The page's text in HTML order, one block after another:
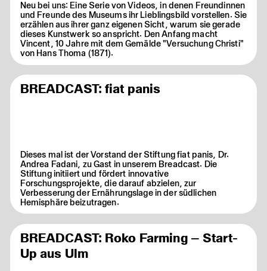
Neu bei uns: Eine Serie von Videos, in denen Freundinnen
und Freunde des Museums ihr Lieblingsbild vorstellen. Sie
erzählen aus ihrer ganz eigenen Sicht, warum sie gerade
dieses Kunstwerk so anspricht. Den Anfang macht
Vincent, 10 Jahre mit dem Gemälde "Versuchung Christi"
von Hans Thoma (1871).
BREADCAST: fiat panis
Dieses mal ist der Vorstand der Stiftung fiat panis, Dr.
Andrea Fadani, zu Gast in unserem Breadcast. Die
Stiftung initiiert und fördert innovative
Forschungsprojekte, die darauf abzielen, zur
Verbesserung der Ernährungslage in der südlichen
Hemisphäre beizutragen.
BREADCAST: Roko Farming – Start-
Up aus Ulm